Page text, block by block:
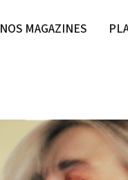
NOS MAGAZINES